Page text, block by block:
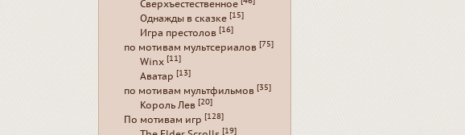
Сверхъестественное
Однажды в сказке [15]
Игра престолов [16]
по мотивам мультсериалов [75]
Winx [11]
Аватар [13]
по мотивам мультфильмов [35]
Король Лев [20]
По мотивам игр [128]
[19]